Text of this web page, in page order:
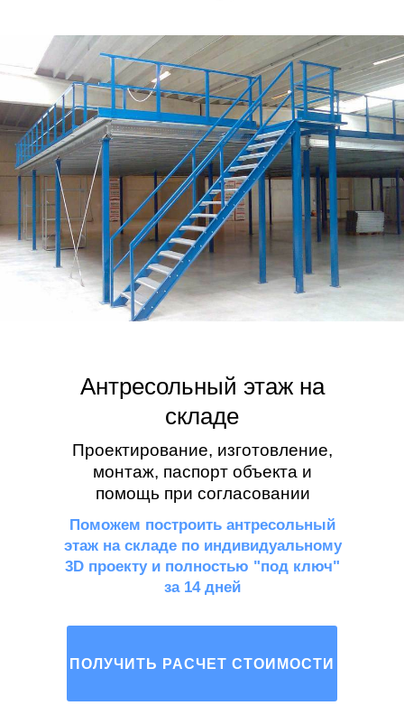
Антресольный этаж на
складе
Проектирование, изготовление,
монтаж, паспорт объекта и
помощь при согласовании
Поможем построить антресольный
этаж на складе по индивидуальному
3D проекту и полностью "под ключ"
за 14 дней
ПОЛУЧИТЬ РАСЧЕТ СТОИМОСТИ